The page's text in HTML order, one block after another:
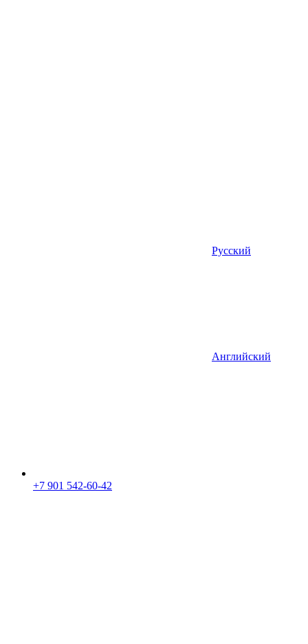
Русский
Английский
+7 901 542-60-42